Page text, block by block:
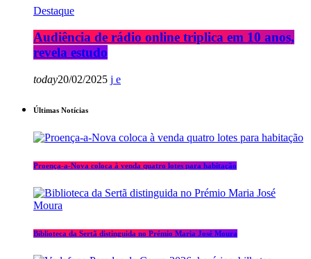
Destaque
Audiência de rádio online triplica em 10 anos,
revela estudo
today20/02/2025
Últimas Notícias
Proença-a-Nova coloca à venda quatro lotes para habitação
Biblioteca da Sertã distinguida no Prémio Maria José Moura